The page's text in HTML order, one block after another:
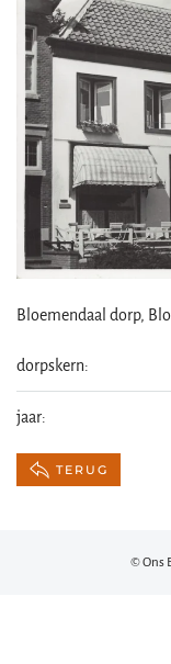
Bloemendaal dorp,
dorpskern:
jaar:
TERUG
© Ons